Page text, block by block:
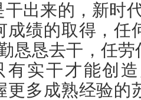
出来的，新时
成绩的取得，任
恳恳去干，任
有实干才能创
更多成熟经验的